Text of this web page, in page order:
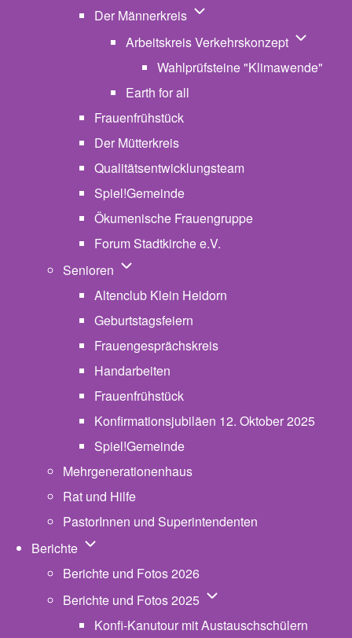
Der Männerkreis Unternavigation von Der
Arbeitskreis Verkehrskonzept
Wahlprüfsteine "Klimawende"
Earth for all
Frauenfrühstück
Der Mütterkreis
Qualitätsentwicklungsteam
Spiel!Gemeinde
Ökumenische Frauengruppe
Forum Stadtkirche e.V.
Senioren Unternavigation von Senioren
Altenclub Klein Heidorn
Geburtstagsfeiern
Frauengesprächskreis
Handarbeiten
Frauenfrühstück
Konfirmationsjubiläen 12. Oktober 2025
Spiel!Gemeinde
Mehrgenerationenhaus
Rat und Hilfe
PastorInnen und Superintendenten
Berichte Unternavigation von Berichte
Berichte und Fotos 2026
Berichte und Fotos 2025 Unternavigation von
Konfi-Kanutour mit Austauschschülern